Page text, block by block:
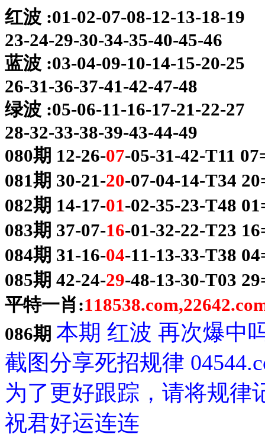
红波 :01-02-07-08-12-13-18-19
23-24-29-30-34-35-40-45-46
蓝波 :03-04-09-10-14-15-20-25
26-31-36-37-41-42-47-48
绿波 :05-06-11-16-17-21-22-27
28-32-33-38-39-43-44-49
080期 12-26-07-05-31-42-T11
081期 30-21-20-07-04-14-T34
082期 14-17-01-02-35-23-T48
083期 37-07-16-01-32-22-T23
084期 31-16-04-11-13-33-T38
085期 42-24-29-48-13-30-T03
平特一肖:
086期 本期 红波 再次爆中
截图分享死招规律
为了更好跟踪，请将规律
祝君好运连连